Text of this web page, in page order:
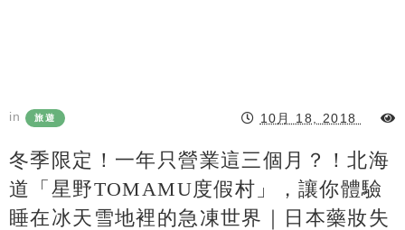
in 旅遊 10月 18, 2018
冬季限定！一年只營業這三個月？！北海
道「星野TOMAMU度假村」，讓你體驗
睡在冰天雪地裡的急凍世界｜日本藥妝失